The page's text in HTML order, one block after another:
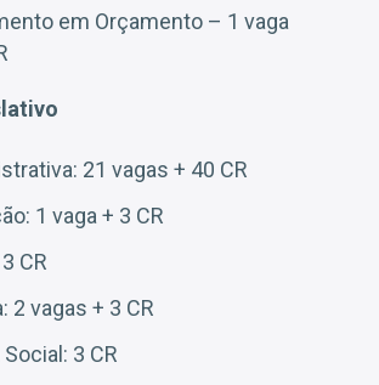
em Orçamento – 1 vaga
21 vagas + 40 CR
1 vaga + 3 CR
CR
2 vagas + 3 CR
3 CR